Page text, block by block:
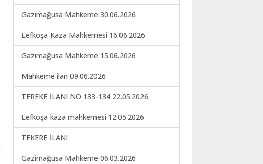
Gazimağusa Mahkeme 30.06.2026
Lefkoşa Kaza Mahkemesi 16.06.2026
Gazimağusa Mahkeme 15.06.2026
Mahkeme ilan 09.06.2026
TEREKE İLANI NO 133-134 22.05.2026
Lefkoşa kaza mahkemesi 12.05.2026
TEKERE İLANI
Gazimağusa Mahkeme 06.03.2026